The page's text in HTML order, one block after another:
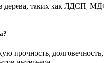
дерева, таких как ЛДСП,